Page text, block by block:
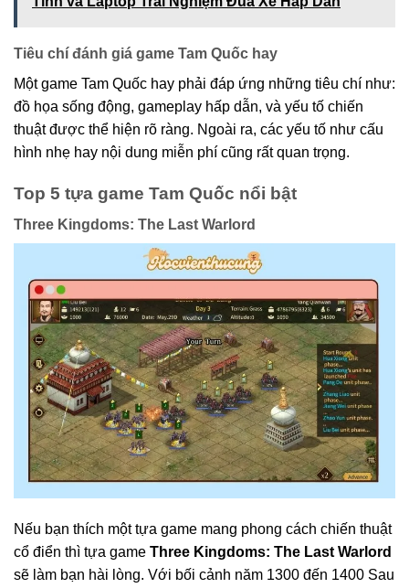
Tiêu chí đánh giá game Tam Quốc hay
Một game Tam Quốc hay phải đáp ứng những tiêu chí như:
đồ họa sống động, gameplay hấp dẫn, và yếu tố chiến
thuật được thể hiện rõ ràng. Ngoài ra, các yếu tố như cấu
hình nhẹ hay nội dung miễn phí cũng rất quan trọng.
Top 5 tựa game Tam Quốc nổi bật
Three Kingdoms: The Last Warlord
Nếu bạn thích một tựa game mang phong cách chiến thuật
cổ điển thì tựa game Three Kingdoms: The Last Warlord
sẽ làm bạn hài lòng. Với bối cảnh năm 1300 đến 1400 Sau